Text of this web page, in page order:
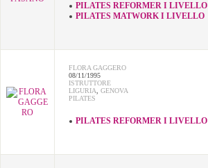
PILATES REFORMER I LIVELLO
PILATES MATWORK I LIVELLO
FLORA GAGGERO
08/11/1995
ISTRUTTORE
LIGURIA
GENOVA
PILATES
PILATES REFORMER I LIVELLO